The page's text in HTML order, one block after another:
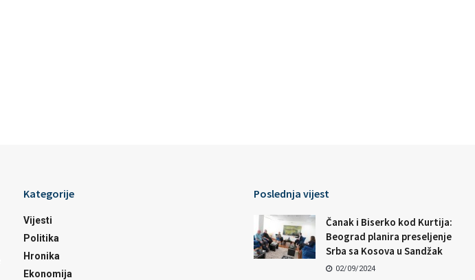
Kategorije
Vijesti
Politika
Hronika
Ekonomija
Poslednja vijest
Čanak i Biserko kod Kurtija:
Beograd planira preseljenje
Srba sa Kosova u Sandžak
02/09/2024